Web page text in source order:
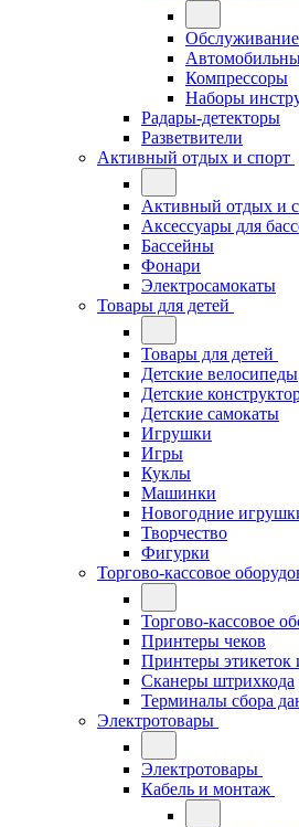
Обслуживание
Компрессоры
Наборы
Радары-детекторы
Разветвители
Активный отдых и спорт
Активный отдых и
Аксессуары для
Бассейны
Фонари
Электросамокаты
Товары для детей
Товары для детей
Детские велосипеды
Детские
Детские самокаты
Игрушки
Игры
Куклы
Машинки
Новогодние
Творчество
Фигурки
Торгово-кассовое
Торгово-кассовое
Принтеры чеков
Принтеры этикеток
Сканеры штрихкода
Терминалы сбора
Электротовары
Электротовары
Кабель и монтаж